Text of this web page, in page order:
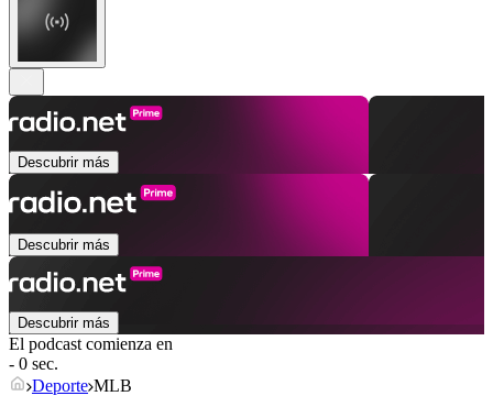
Descubrir más
Descubrir más
Descubrir más
El podcast comienza en
- 0 sec.
Deporte MLB